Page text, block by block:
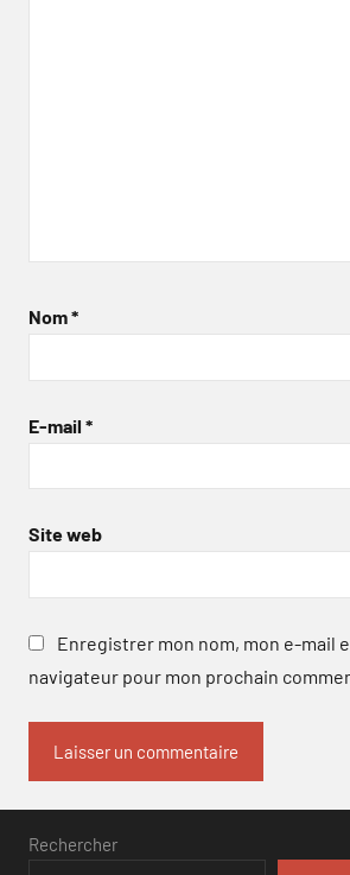
Nom*
E-mail *
Site web
Enregistrer mon nom, mon e-mail
navigateur pour mon prochain
Rechercher